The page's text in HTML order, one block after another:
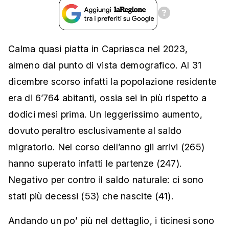
Calma quasi piatta in Capriasca nel 2023,
almeno dal punto di vista demografico. Al 31
dicembre scorso infatti la popolazione residente
era di 6’764 abitanti, ossia sei in più rispetto a
dodici mesi prima. Un leggerissimo aumento,
dovuto peraltro esclusivamente al saldo
migratorio. Nel corso dell’anno gli arrivi (265)
hanno superato infatti le partenze (247).
Negativo per contro il saldo naturale: ci sono
stati più decessi (53) che nascite (41).
Andando un po’ più nel dettaglio, i ticinesi sono